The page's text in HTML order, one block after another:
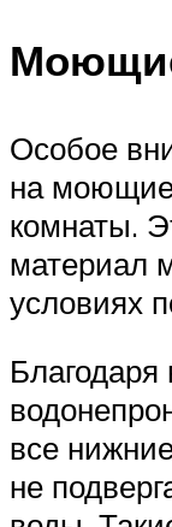
Особое
на
комнаты.
материал
условиях
все
не